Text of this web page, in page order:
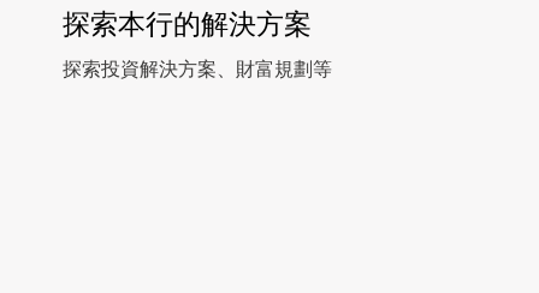
探索本行的解決方案
探索投資解決方案、財富規劃等